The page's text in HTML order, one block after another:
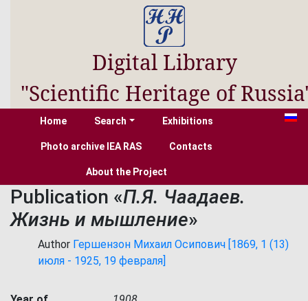
Digital Library
"Scientific Heritage of
Home Search Exhibitions
Photo archive IEA RAS Contacts
About the Project
Publication «П.Я. Чаадаев.
Жизнь и мышление»
Author Гершензон Михаил Осипович [1869, 1 (13)
июля - 1925, 19 февраля]